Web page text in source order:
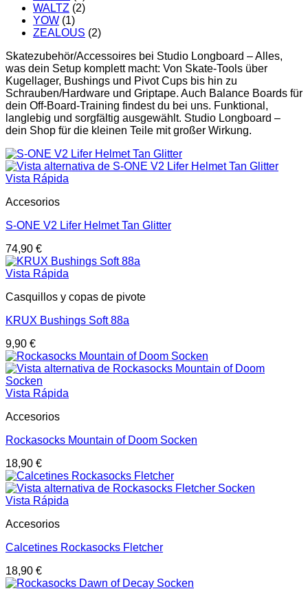
WALTZ (2)
YOW (1)
ZEALOUS (2)
Skatezubehör/Accessoires bei Studio Longboard – Alles,
was dein Setup komplett macht: Von Skate-Tools über
Kugellager, Bushings und Pivot Cups bis hin zu
Schrauben/Hardware und Griptape. Auch Balance Boards für
dein Off-Board-Training findest du bei uns. Funktional,
langlebig und sorgfältig ausgewählt. Studio Longboard –
dein Shop für die kleinen Teile mit großer Wirkung.
Vista Rápida
Accesorios
S-ONE V2 Lifer Helmet Tan Glitter
74,90 €
Vista Rápida
Casquillos y copas de pivote
KRUX Bushings Soft 88a
9,90 €
Vista Rápida
Accesorios
Rockasocks Mountain of Doom Socken
18,90 €
Vista Rápida
Accesorios
Calcetines Rockasocks Fletcher
18,90 €